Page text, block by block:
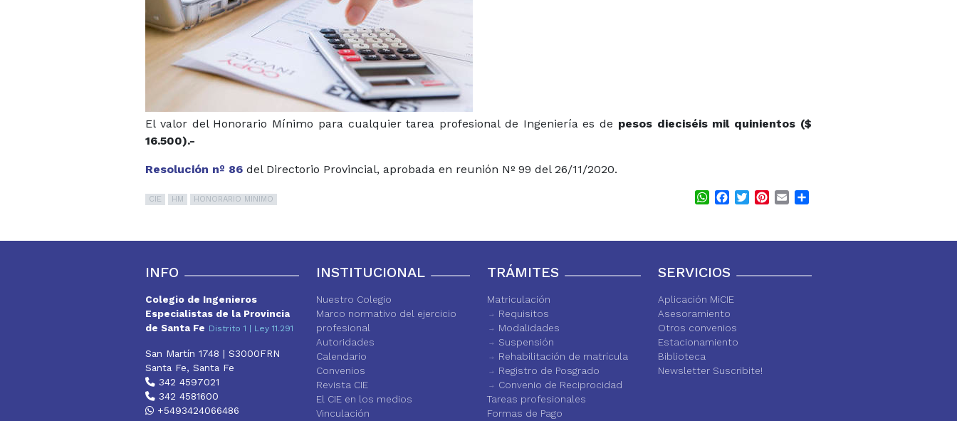
El valor del Honorario Mínimo para cualquier tarea profesional de Ingeniería es de pesos dieciséis mil quinientos ($
16.500).-
Resolución nº 86 del Directorio Provincial, aprobada en reunión Nº 99 del 26/11/2020.
CIE HM HONORARIO MINIMO WhatsApp
Facebook
TwitterPinterest
Email
INFO
Colegio de Ingenieros
Especialistas de la Provincia
de Santa Fe Distrito 1 | Ley 11.291
San Martín 1748 | S3000FRN
Santa Fe, Santa Fe
342 4597021
342 4581600
+5493424066486
INSTITUCIONAL
Nuestro Colegio
Marco normativo del ejercicio
profesional
Autoridades
Calendario
Convenios
Revista CIE
El CIE en los medios
Vinculación
TRÁMITES
Matriculación
Requisitos
Modalidades
Suspensión
Rehabilitación de matrícula
Registro de Posgrado
Convenio de Reciprocidad
Tareas profesionales
Formas de Pago
SERVICIOS
Aplicación MiCIE
Asesoramiento
Otros convenios
Estacionamiento
Biblioteca
Newsletter Suscribite!